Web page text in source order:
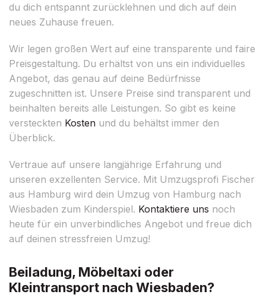
du dich entspannt zurücklehnen und dich auf dein
neues Zuhause freuen.
Wir legen großen Wert auf eine transparente und faire
Preisgestaltung. Du erhältst von uns ein individuelles
Angebot, das genau auf deine Bedürfnisse
zugeschnitten ist. Unsere Preise sind transparent und
beinhalten bereits alle Leistungen. So gibt es keine
versteckten Kosten und du behältst immer den
Überblick.
Vertraue auf unsere langjährige Erfahrung und
unseren exzellenten Service. Mit Umzugsprofi Fischer
aus Hamburg wird dein Umzug von Hamburg nach
Wiesbaden zum Kinderspiel. Kontaktiere uns noch
heute für ein unverbindliches Angebot und freue dich
auf deinen stressfreien Umzug!
Beiladung, Möbeltaxi oder
Kleintransport nach Wiesbaden?